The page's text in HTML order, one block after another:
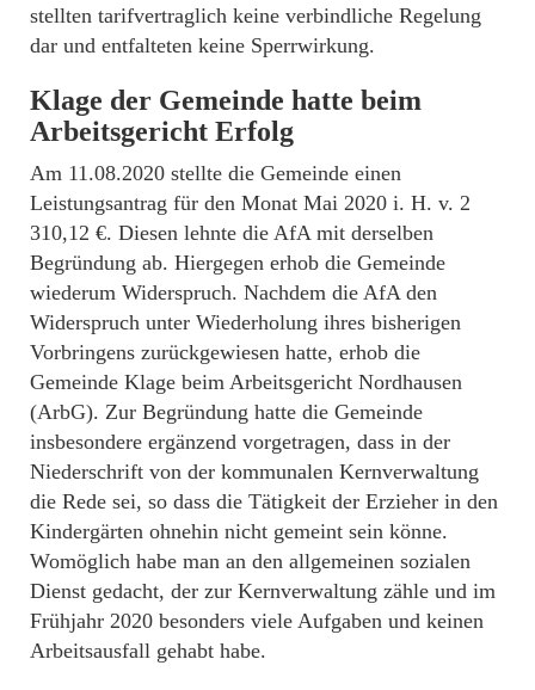
stellten tarifvertraglich keine verbindliche Regelung
dar und entfalteten keine Sperrwirkung.
Klage der Gemeinde hatte beim
Arbeitsgericht Erfolg
Am 11.08.2020 stellte die Gemeinde einen
Leistungsantrag für den Monat Mai 2020 i. H. v. 2
310,12 €. Diesen lehnte die AfA mit derselben
Begründung ab. Hiergegen erhob die Gemeinde
wiederum Widerspruch. Nachdem die AfA den
Widerspruch unter Wiederholung ihres bisherigen
Vorbringens zurückgewiesen hatte, erhob die
Gemeinde Klage beim Arbeitsgericht Nordhausen
(ArbG). Zur Begründung hatte die Gemeinde
insbesondere ergänzend vorgetragen, dass in der
Niederschrift von der kommunalen Kernverwaltung
die Rede sei, so dass die Tätigkeit der Erzieher in den
Kindergärten ohnehin nicht gemeint sein könne.
Womöglich habe man an den allgemeinen sozialen
Dienst gedacht, der zur Kernverwaltung zähle und im
Frühjahr 2020 besonders viele Aufgaben und keinen
Arbeitsausfall gehabt habe.